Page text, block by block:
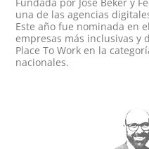
Fundada por José Beker y
una de las agencias
Este año fue nominada en
empresas más inclusivas y
Place To Work en la
nacionales.